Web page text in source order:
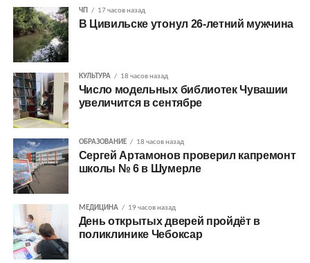
ЧП 17 часов назад
В Цивильске утонул 26-летний мужчина
КУЛЬТУРА 18 часов назад
Число модельных библиотек Чувашии
увеличится в сентябре
ОБРАЗОВАНИЕ 18 часов назад
Сергей Артамонов проверил капремонт
школы № 6 в Шумерле
МЕДИЦИНА 19 часов назад
День открытых дверей пройдёт в
поликлинике Чебоксар